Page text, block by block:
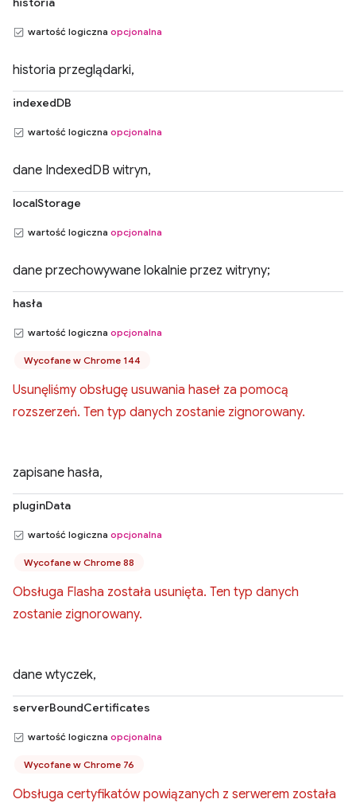
wartość logiczna opcjonalna
historia przeglądarki,
indexedDB
wartość logiczna opcjonalna
dane IndexedDB witryn,
localStorage
wartość logiczna opcjonalna
dane przechowywane lokalnie przez witryny;
hasła
wartość logiczna opcjonalna
Wycofane w Chrome 144
Usunęliśmy obsługę usuwania haseł za pomocą
rozszerzeń. Ten typ danych zostanie zignorowany.
zapisane hasła,
pluginData
wartość logiczna opcjonalna
Wycofane w Chrome 88
Obsługa Flasha została usunięta. Ten typ danych
zostanie zignorowany.
dane wtyczek,
serverBoundCertificates
wartość logiczna opcjonalna
Wycofane w Chrome 76
Obsługa certyfikatów powiązanych z serwerem została